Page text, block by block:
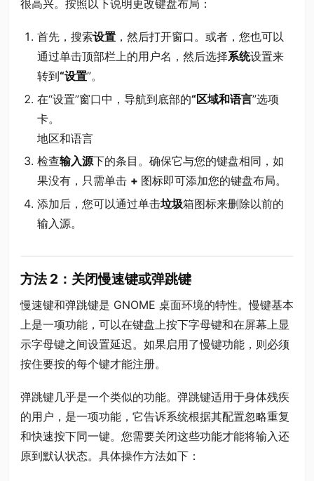
很高兴。按照以下说明更改键盘布局：
首先，搜索设置，然后打开窗口。或者，您也可以
通过单击顶部栏上的用户名，然后选择系统设置来
转到“设置”。
在“设置”窗口中，导航到底部的“区域和语言”选项
卡。
地区和语言
检查输入源下的条目。确保它与您的键盘相同，如
果没有，只需单击 + 图标即可添加您的键盘布局。
添加后，您可以通过单击垃圾箱图标来删除以前的
输入源。
方法 2：关闭慢速键或弹跳键
慢速键和弹跳键是 GNOME 桌面环境的特性。慢键基本
上是一项功能，可以在键盘上按下字母键和在屏幕上显
示字母键之间设置延迟。如果启用了慢键功能，则必须
按住要按的每个键才能注册。
弹跳键几乎是一个类似的功能。弹跳键适用于身体残疾
的用户，是一项功能，它告诉系统根据其配置忽略重复
和快速按下同一键。您需要关闭这些功能才能将输入还
原到默认状态。具体操作方法如下：